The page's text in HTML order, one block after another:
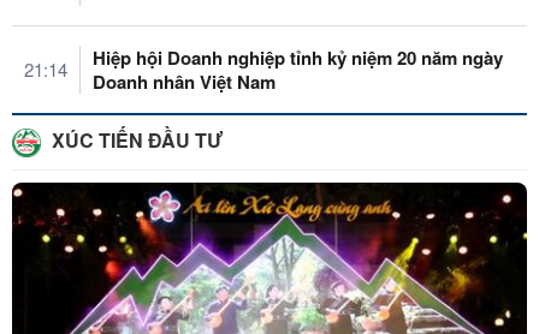
21:14
Hiệp hội Doanh nghiệp tỉnh kỷ niệm 20 năm ngày
Doanh nhân Việt Nam
XÚC TIẾN ĐẦU TƯ